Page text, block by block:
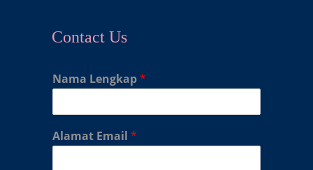
Contact Us
Nama Lengkap*
Alamat Email *